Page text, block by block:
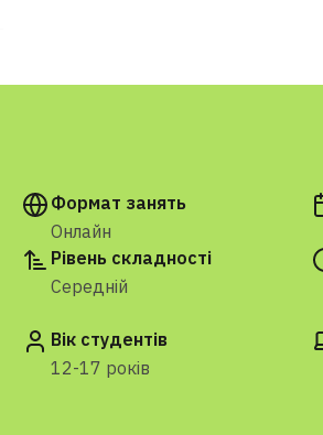
Формат занять
Онлайн
Рівень складності
Середній
Вік студентів
12-17 років